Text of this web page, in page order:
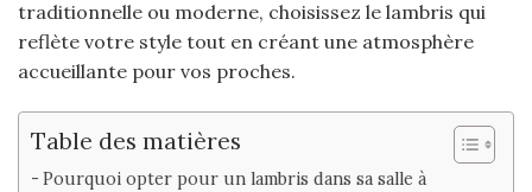
traditionnelle ou moderne, choisissez le lambris qui
reflète votre style tout en créant une atmosphère
accueillante pour vos proches.
Table des matières
Pourquoi opter pour un lambris dans sa salle à